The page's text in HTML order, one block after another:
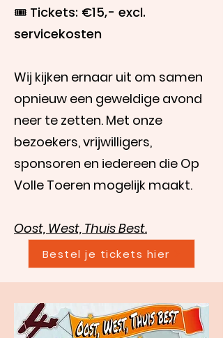
🎟️ Tickets: €15,- excl.
servicekosten
Wij kijken ernaar uit om samen
opnieuw een geweldige avond
neer te zetten. Met onze
bezoekers, vrijwilligers,
sponsoren en iedereen die Op
Volle Toeren mogelijk maakt.
Oost, West, Thuis Best.
Bestel je tickets hier